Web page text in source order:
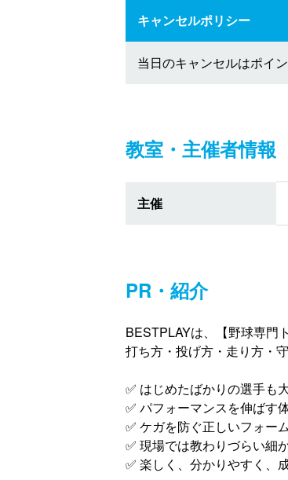
キャンセルポリシー
当日のキャンセルはポイ
教室・主催者情報
主催
PR・紹介
BESTPLAYは、【野球専門
打ち方・投げ方・走り方・
✅ はじめたばかりの選手も
✅ パフォーマンスを伸ばす
✅ ケガを防ぐ正しいフォー
✅ 現場では教わりづらい細
✅ 楽しく、分かりやすく、